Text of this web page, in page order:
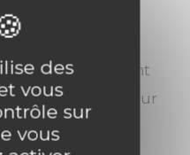
astuces
un environnement
même en plein cœur
seulement votre
des
vous
sur
vous